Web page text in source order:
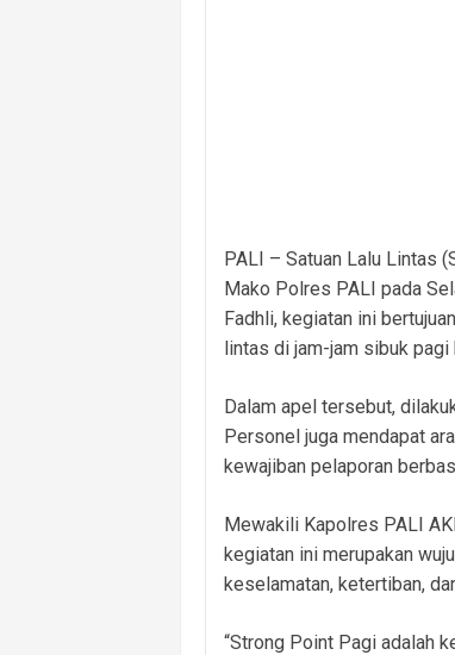
Polsek Banyuasin I
Cegah Kejahatan 3C
Cegah Kejahatan
Polsek Banyuasin II
Polres PALI Amankan
Polsek Betung
PALI – Satuan Lalu Lintas
Mako Polres PALI pada
Fadhli, kegiatan ini
lintas di jam-jam sibuk pagi
Dalam apel tersebut,
Personel juga mendapat
kewajiban pelaporan
Mewakili Kapolres PALI
kegiatan ini merupakan
keselamatan, ketertiban,
“Strong Point Pagi adalah